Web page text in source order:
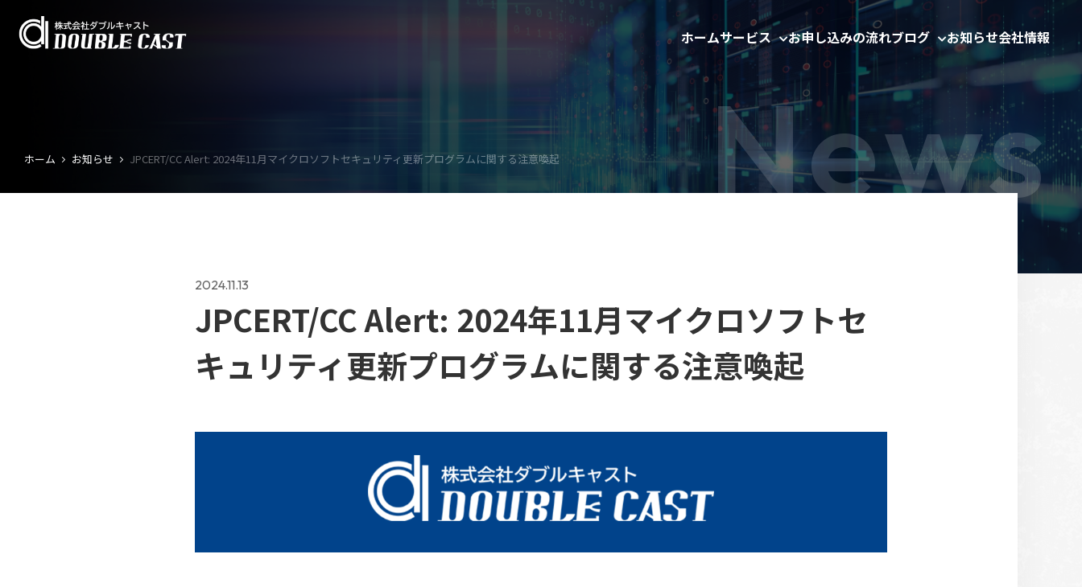
ホームサービス お申し込みの流れブログ お知らせ会社情報
ホーム お知らせ JPCERT/CC Alert: 2024年11月マイクロソフトセキュリティ更新プログラムに関する注意喚起
2024.11.13
JPCERT/CC Alert: 2024年11月マイクロソフトセ
キュリティ更新プログラムに関する注意喚起